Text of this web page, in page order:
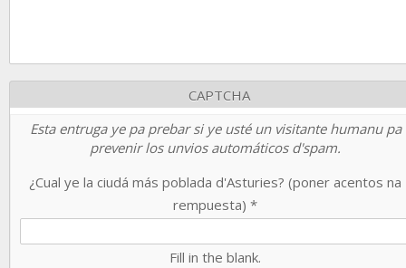
CAPTCHA
Esta entruga ye pa prebar si ye usté un visitante humanu pa
prevenir los unvios automáticos d'spam.
¿Cual ye la ciudá más poblada d'Asturies? (poner acentos na
rempuesta) *
Fill in the blank.